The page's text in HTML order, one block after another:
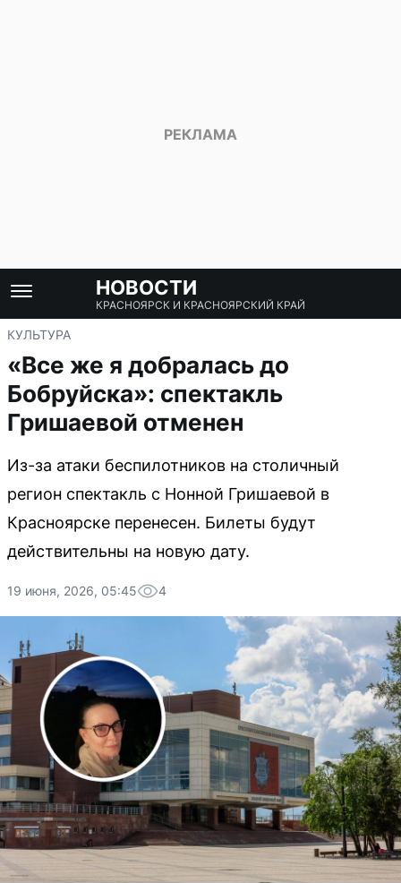
НОВОСТИ
КРАСНОЯРСК И КРАСНОЯРСКИЙ КРАЙ
КУЛЬТУРА
«Все же я добралась до
Бобруйска»: спектакль
Гришаевой отменен
Из-за атаки беспилотников на столичный
регион спектакль с Нонной Гришаевой в
Красноярске перенесен. Билеты будут
действительны на новую дату.
19 июня, 2026, 05:45 4